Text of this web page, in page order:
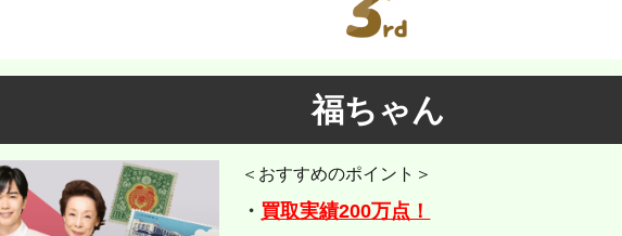
福ちゃん
＜おすすめのポイント＞
・ 買取実績200万点！